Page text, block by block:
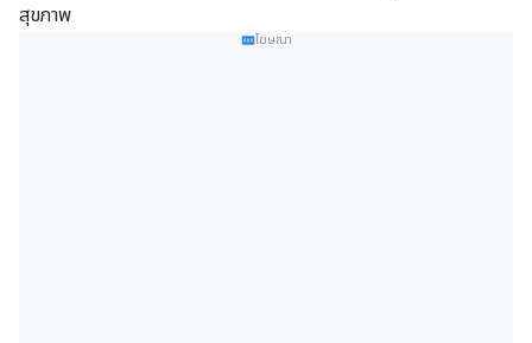
สุขภาพ
โฆษณา